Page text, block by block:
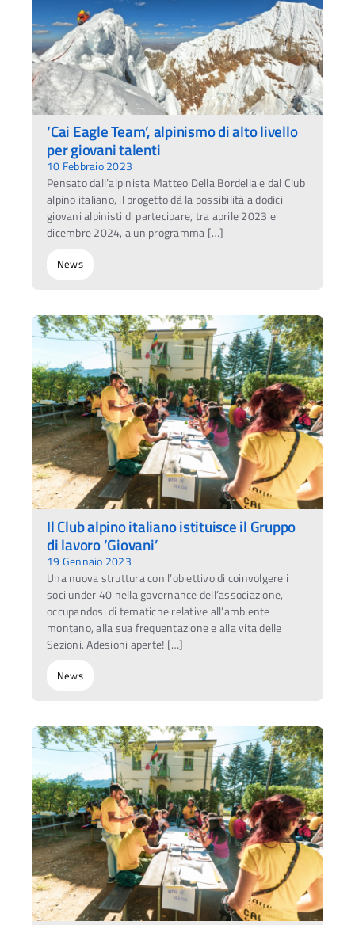
‘Cai Eagle Team’, alpinismo di alto livello
per giovani talenti
10 Febbraio 2023
Pensato dall’alpinista Matteo Della Bordella e dal Club
alpino italiano, il progetto dà la possibilità a dodici
giovani alpinisti di partecipare, tra aprile 2023 e
dicembre 2024, a un programma […]
News
Il Club alpino italiano istituisce il Gruppo
di lavoro ‘Giovani’
19 Gennaio 2023
Una nuova struttura con l’obiettivo di coinvolgere i
soci under 40 nella governance dell’associazione,
occupandosi di tematiche relative all’ambiente
montano, alla sua frequentazione e alla vita delle
Sezioni. Adesioni aperte! […]
News